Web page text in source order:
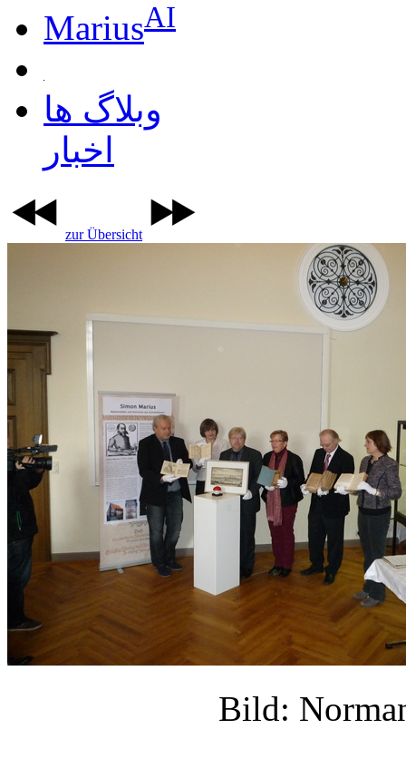
MariusAI
وبلاگ ها
اخبار
zur Übersicht
Bild: